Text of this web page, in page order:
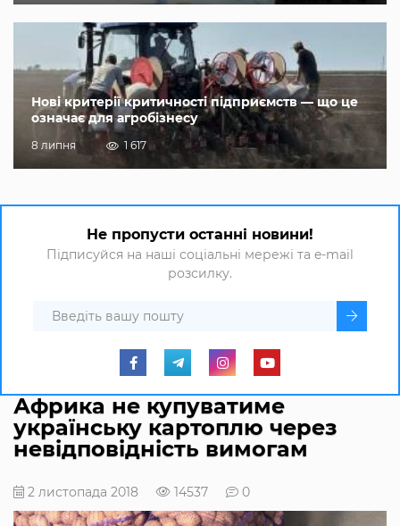
Нові критерії критичності підприємств — що це
означає для агробізнесу
8 липня 1 617
Не пропусти останні новини!
Підписуйся на наші соціальні мережі та e-mail
розсилку.
Африка не купуватиме
українську картоплю через
невідповідність вимогам
2 листопада 2018 14537 0